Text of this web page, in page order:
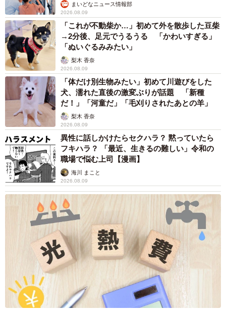
まいどなニュース情報部
2026.08.09
「これが不動柴か…」初めて外を散歩した豆柴
→2分後、足元でうるうる 「かわいすぎる」
「ぬいぐるみみたい」
梨木 香奈
2026.08.09
「体だけ別生物みたい」初めて川遊びをした
犬、濡れた直後の激変ぶりが話題 「新種
だ！」「河童だ」「毛刈りされたあとの羊」
梨木 香奈
2026.08.09
異性に話しかけたらセクハラ？ 黙っていたら
フキハラ？ 「最近、生きるの難しい」令和の
職場で悩む上司【漫画】
海川 まこと
2026.08.09